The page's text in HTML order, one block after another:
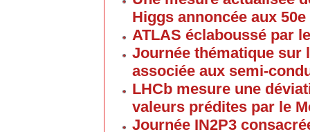
Higgs annoncée aux
ATLAS éclaboussé par
Journée thématique sur
associée aux semi-
LHCb mesure une
valeurs prédites par le
Journée IN2P3